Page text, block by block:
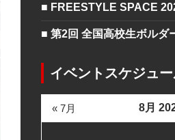
■ FREESTYLE SPACE
■ 第2回 全国高校生ボルダ
イベントスケジュ
8月
« 7月